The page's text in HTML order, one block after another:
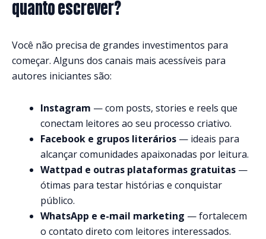
quanto escrever?
Você não precisa de grandes investimentos para
começar. Alguns dos canais mais acessíveis para
autores iniciantes são:
Instagram — com posts, stories e reels que
conectam leitores ao seu processo criativo.
Facebook e grupos literários — ideais para
alcançar comunidades apaixonadas por leitura.
Wattpad e outras plataformas gratuitas —
ótimas para testar histórias e conquistar
público.
WhatsApp e e-mail marketing — fortalecem
o contato direto com leitores interessados.